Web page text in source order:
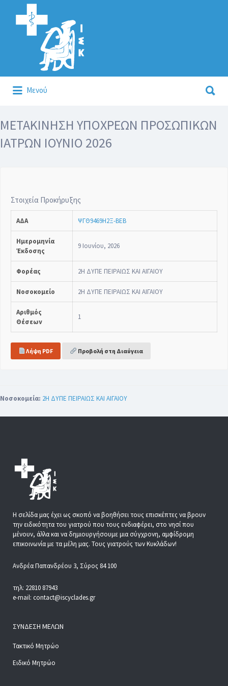
Αναζήτηση
για:
Μενού
για:
ΜΕΤΑΚΙΝΗΣΗ ΥΠΟΧΡΕΩΝ ΠΡΟΣΩΠΙΚΩΝ
ΙΑΤΡΩΝ ΙΟΥΝΙΟ 2026
Στοιχεία Προκήρυξης
ΑΔΑ ΨΓΘ9469Η2Ξ-ΒΕΒ
Ημερομηνία
Έκδοσης
9 Ιουνίου, 2026
Φορέας 2Η ΔΥΠΕ ΠΕΙΡΑΙΩΣ ΚΑΙ ΑΙΓΑΙΟΥ
Νοσοκομείο 2Η ΔΥΠΕ ΠΕΙΡΑΙΩΣ ΚΑΙ ΑΙΓΑΙΟΥ
Αριθμός
Θέσεων
1
Λήψη PDF Προβολή στη Διαύγεια
Νοσοκομεία: 2Η ΔΥΠΕ ΠΕΙΡΑΙΩΣ ΚΑΙ ΑΙΓΑΙΟΥ
Η σελίδα μας έχει ως σκοπό να βοηθήσει τους επισκέπτες να βρουν
την ειδικότητα του γιατρού που τους ενδιαφέρει, στο νησί που
μένουν, άλλα και να δημιουργήσουμε μια σύγχρονη, αμφίδρομη
επικοινωνία με τα μέλη μας. Τους γιατρούς των Κυκλάδων!
Ανδρέα Παπανδρέου 3, Σύρος 84 100
τηλ: 22810 87943
e-mail: contact@iscyclades.gr
ΣΎΝΔΕΣΗ ΜΕΛΏΝ
Τακτικό Μητρώο
Ειδικό Μητρώο